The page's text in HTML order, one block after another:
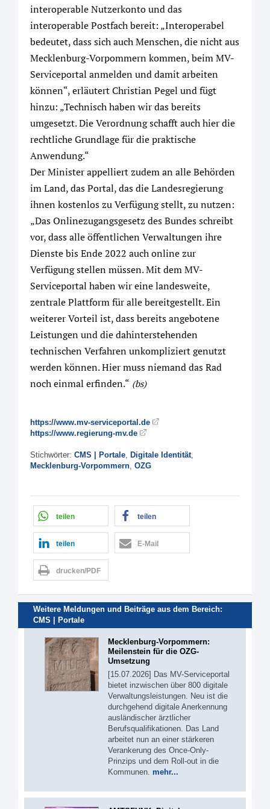
interoperable Nutzerkonto und das
interoperable Postfach bereit: „Interoperabel
bedeutet, dass sich auch Menschen, die nicht aus
Mecklenburg-Vorpommern kommen, beim MV-
Serviceportal anmelden und damit arbeiten
können“, erläutert Christian Pegel und fügt
hinzu: „Technisch haben wir das bereits
umgesetzt. Die Verordnung schafft auch hier die
rechtliche Grundlage für die praktische
Anwendung.“
Der Minister appelliert zudem an alle Behörden
im Land, das Portal, das die Landesregierung
ihnen kostenlos zu Verfügung stellt, zu nutzen:
„Das Onlinezugangsgesetz des Bundes schreibt
vor, dass alle öffentlichen Verwaltungen ihre
Dienste bis Ende 2022 auch online zur
Verfügung stellen müssen. Mit dem MV-
Serviceportal haben wir eine landesweite,
zentrale Plattform für alle bereitgestellt. Ein
weiterer Vorteil ist, dass bereits angebotene
Leistungen und die dahinterstehenden
technischen Verfahren unkompliziert genutzt
werden können. Hier muss niemand das Rad
noch einmal erfinden.“ (bs)
https://www.mv-serviceportal.de
https://www.regierung-mv.de
Stichwörter: CMS | Portale, Digitale Identität,
Mecklenburg-Vorpommern, OZG
teilen teilen
teilen E-Mail
drucken/PDF
Weitere Meldungen und Beiträge aus dem Bereich:
CMS | Portale
Mecklenburg-Vorpommern:
Meilenstein für die OZG-
Umsetzung
[15.07.2026] Das MV-Serviceportal
bietet inzwischen über 800 digitale
Verwaltungsleistungen. Neu ist die
durchgehend digitale Anerkennung
ausländischer ärztlicher
Berufsqualifikationen. Das Land
arbeitet nun an einer stärkeren
Verankerung des Once-Only-
Prinzips und dem Roll-out in die
Kommunen. mehr...